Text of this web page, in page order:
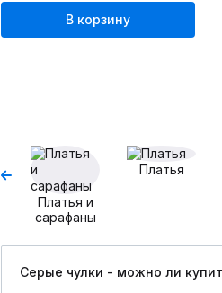
В корзину
Платья и
сарафаны
Платья
Серые чулки - можно ли